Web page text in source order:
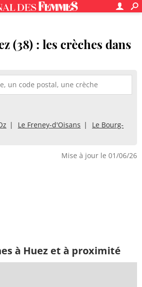
(38) : les crèches dans
Le Freney-d'Oisans
Le Bourg-
Mise à jour le 01/06/26
à Huez et à proximité